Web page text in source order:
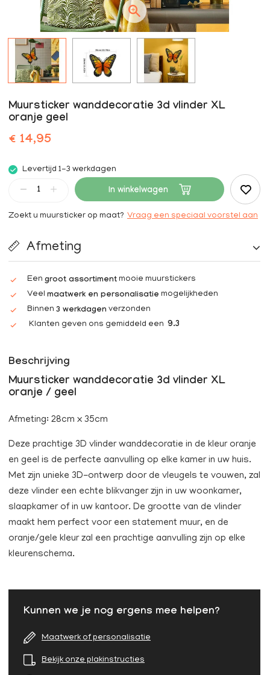
Muursticker wanddecoratie 3d vlinder XL
oranje geel
€ 14,95
Levertijd 1-3 werkdagen
In winkelwagen
Zoekt u muursticker op maat? Vraag een speciaal voorstel aan
Afmeting
Een groot assortiment mooie muurstickers
Veel maatwerk en personalisatie mogelijkheden
Binnen 3 werkdagen verzonden
Klanten geven ons gemiddeld een 9.3
Beschrijving
Muursticker wanddecoratie 3d vlinder XL
oranje / geel
Afmeting: 28cm x 35cm
Deze prachtige 3D vlinder wanddecoratie in de kleur oranje
en geel is de perfecte aanvulling op elke kamer in uw huis.
Met zijn unieke 3D-ontwerp door de vleugels te vouwen, zal
deze vlinder een echte blikvanger zijn in uw woonkamer,
slaapkamer of in uw kantoor. De grootte van de vlinder
maakt hem perfect voor een statement muur, en de
oranje/gele kleur zal een prachtige aanvulling zijn op elke
kleurenschema.
Kunnen we je nog ergens mee helpen?
Maatwerk of personalisatie
Bekijk onze plakinstructies